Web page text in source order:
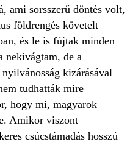
ami sorsszerű döntés volt,
földrengés követelt
és le is fújtak minden
nekivágtam, de a
kizárásával
tudhatták mire
hogy mi, magyarok
Amikor viszont
csúcstámadás hosszú